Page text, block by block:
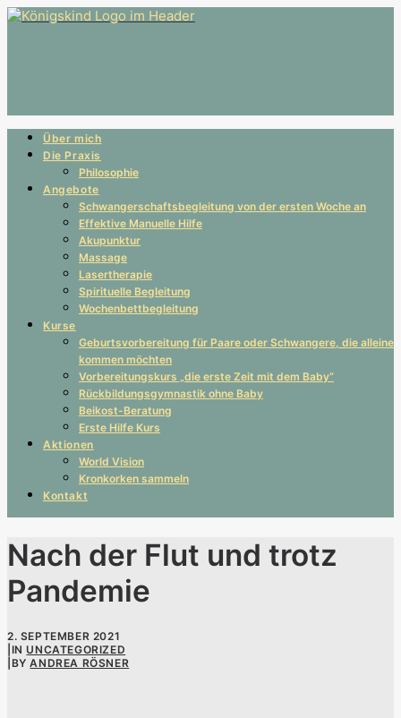
Über mich
Die Praxis
Philosophie
Angebote
Schwangerschaftsbegleitung von der ersten Woche an
Effektive Manuelle Hilfe
Akupunktur
Massage
Lasertherapie
Spirituelle Begleitung
Wochenbettbegleitung
Kurse
Geburtsvorbereitung für Paare oder Schwangere, die alleine
kommen möchten
Vorbereitungskurs „die erste Zeit mit dem Baby“
Rückbildungsgymnastik ohne Baby
Beikost-Beratung
Erste Hilfe Kurs
Aktionen
World Vision
Kronkorken sammeln
Kontakt
Nach der Flut und trotz
Pandemie
2. SEPTEMBER 2021
INUNCATEGORIZED
BYANDREA RÖSNER